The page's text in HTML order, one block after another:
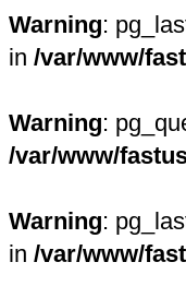
Warning:
in /var/www/
Warning:
/var/www/
Warning:
in /var/www/